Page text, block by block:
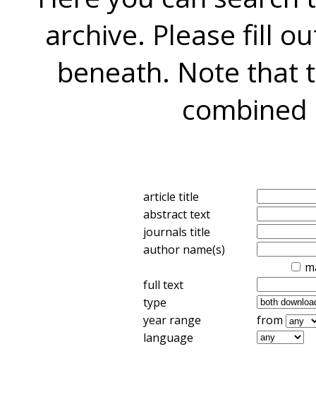
archive. Please fill
beneath. Note that
combined
article title
abstract text
journals title
author name(s)
full text
type
year range
from
language